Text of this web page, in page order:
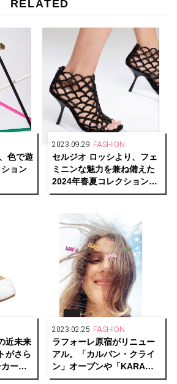
RELATED
色で遊
ョン
2023.09.29 FASHION
セルジオ ロッシより、フェ
ミニンな魅力を兼ね備えた
2024年春夏コレクションを
発表
近未来
がさら
ーが
2023.02.25 FASHION
ラフォーレ原宿がリニュー
アル。「カルバン・クライ
ン」オープンや「KARA」
のPOP UP STOREも登場！